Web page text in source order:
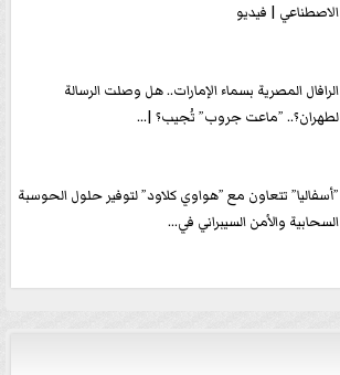
الاصطناعي | فيديو
الرافال المصرية بسماء الإمارات.. هل وصلت الرسالة
لطهران؟.. ”ماعت جروب” تُجيب؟ |...
”أسفاليا” تتعاون مع ”هواوي كلاود” لتوفير حلول الحوسبة
السحابية والأمن السيبراني في...